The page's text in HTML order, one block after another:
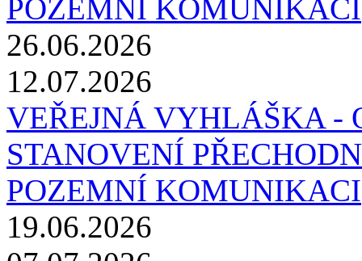
POZEMNÍ KOMUNIKACI
26.06.2026
12.07.2026
VEŘEJNÁ VYHLÁŠKA -
STANOVENÍ
POZEMNÍ KOMUNIKACI
19.06.2026